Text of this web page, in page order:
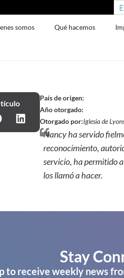
somos Qué hacemos
País de origen:
Año otorgado:
Otorgado por:Iglesia de
Nancy ha servido
reconocimiento,
servicio, ha permitido
los llamó a hacer.
Stay
to receive weekly news